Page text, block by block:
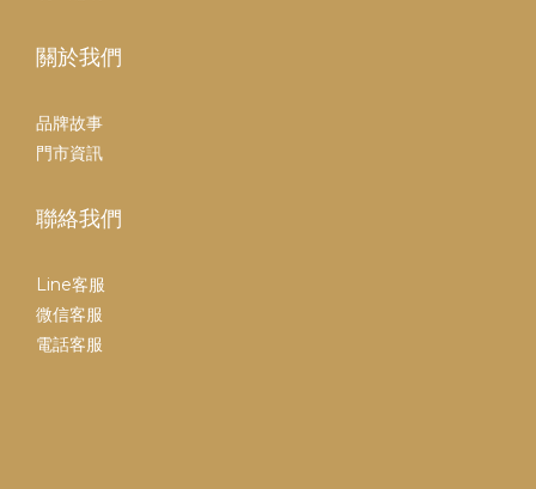
關於我們
品牌故事
門市資訊
聯絡我們
Line客服
微信客服
電話客服